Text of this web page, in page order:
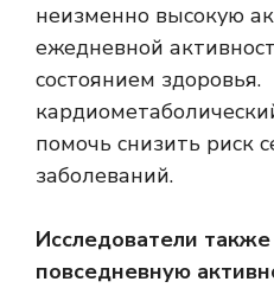
неизменно высокую
ежедневной
состоянием здоровья.
помочь снизить риск
заболеваний.
Исследователи
повседневную